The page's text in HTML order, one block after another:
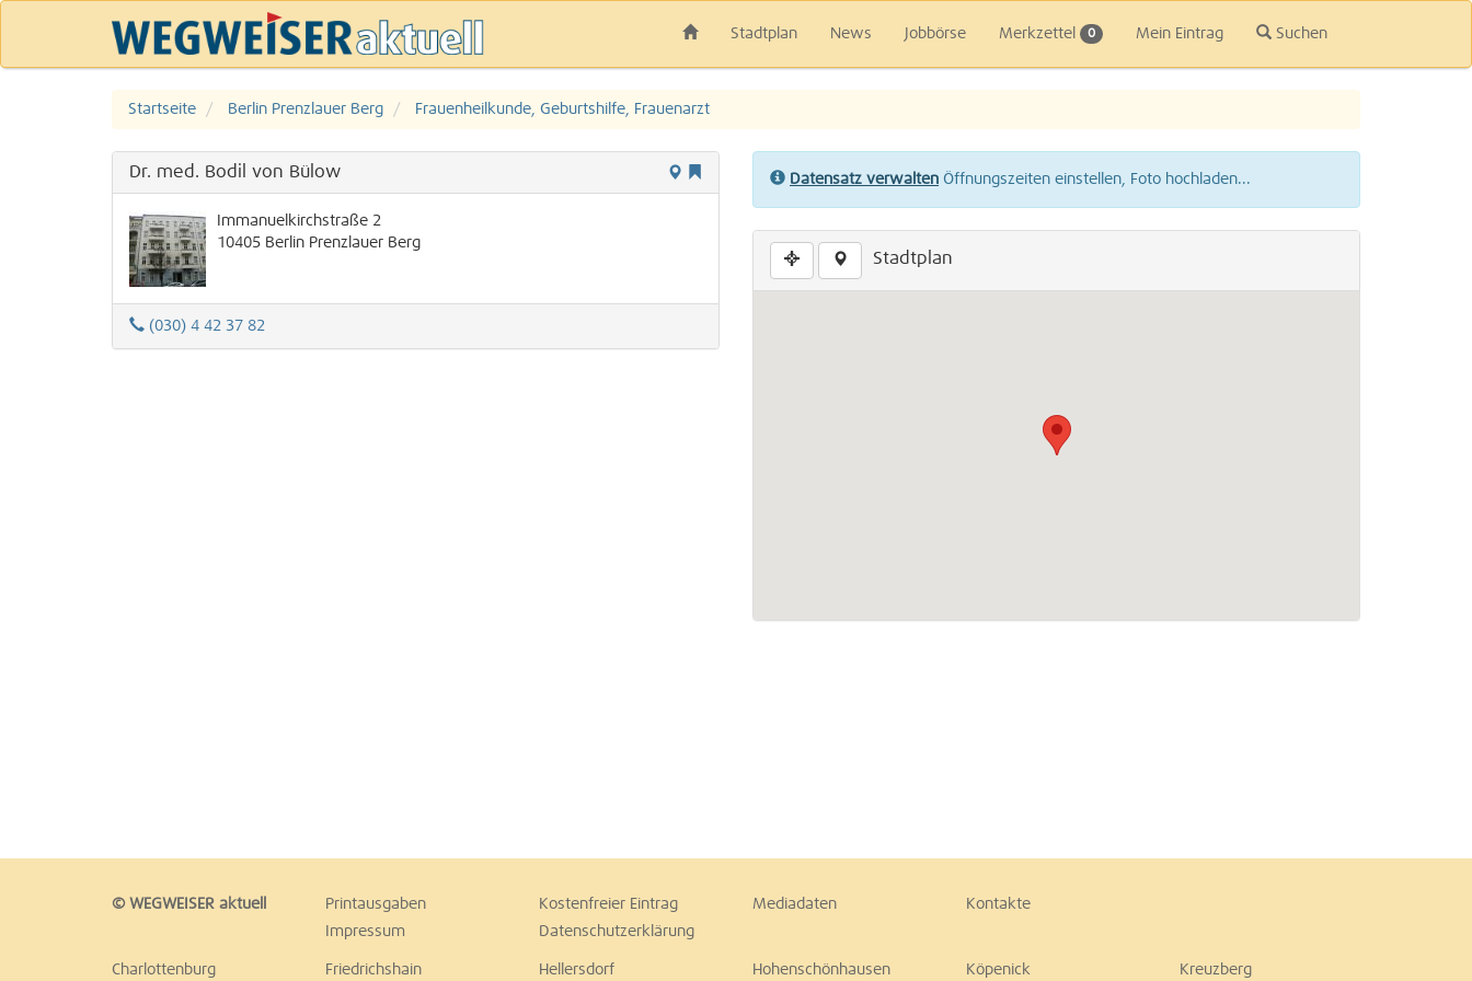
Stadtplan News Jobbörse Merkzettel 0 Mein Eintrag Suchen
Startseite Berlin Prenzlauer Berg Frauenheilkunde, Geburtshilfe, Frauenarzt
Dr. med. Bodil von Bülow
Immanuelkirchstraße 2
10405 Berlin Prenzlauer Berg
(030) 4 42 37 82
Datensatz verwalten Öffnungszeiten einstellen, Foto hochladen...
Stadtplan
© WEGWEISER aktuell Printausgaben Kostenfreier Eintrag Mediadaten
Kontakte
Impressum
Datenschutzerklärung
Charlottenburg Friedrichshain Hellersdorf Hohenschönhausen Köpenick Kreuzberg